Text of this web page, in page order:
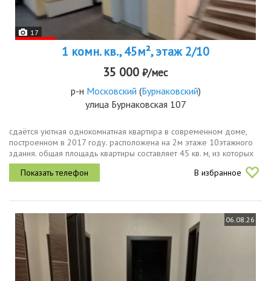
17
1 комн. кв., 45м², этаж 2/10
35 000 ₽/мес
р-н Московский (Бурнаковский)
улица Бурнаковская 107
сдаётся уютная однокомнатная квартира в современном доме,
построенном в 2017 году. расположена на 2м этаже 10этажного
здания. общая площадь квартиры составляет 45 кв. м, из которых
25 кв. м жилая площадь и 15 кв. м просторная кухня. высота
потолков...
В избранное
06.08.26